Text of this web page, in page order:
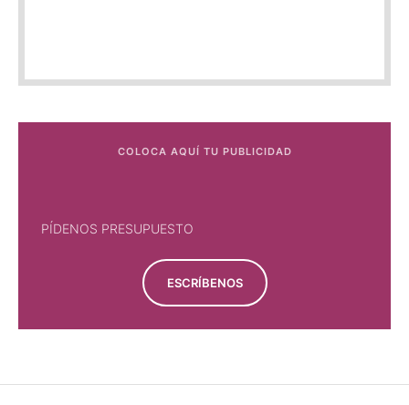
COLOCA AQUÍ TU PUBLICIDAD
PÍDENOS PRESUPUESTO
ESCRÍBENOS